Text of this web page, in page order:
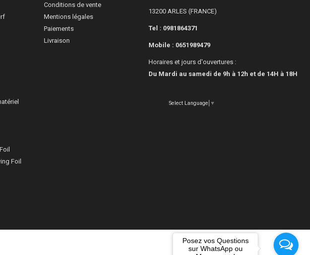
Foil
Conditions de vente
Mentions légales
Paiements
Livraison
13200 ARLES (FRANCE)
Tel : 0981864371
Mobile : 0651989479
Horaires et jours d'ouvertures :
Du Mardi au samedi de 9h à 12h et de 14H à 18H
Select Language ▼
Posez vos Questions
sur WhatsApp ou